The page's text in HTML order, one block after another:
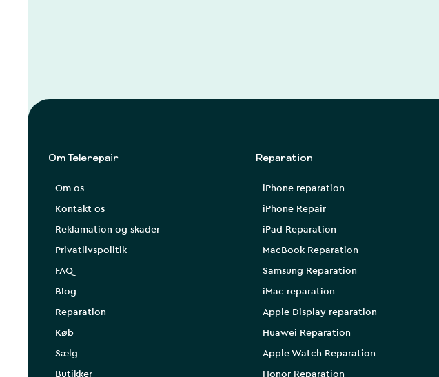
Om Telerepair
Om os
Kontakt os
Reklamation og skader
Privatlivspolitik
FAQ
Blog
Reparation
Køb
Sælg
Butikker
Reparation
iPhone reparation
iPhone Repair
iPad Reparation
MacBook Reparation
Samsung Reparation
iMac reparation
Apple Display reparation
Huawei Reparation
Apple Watch Reparation
Honor Reparation